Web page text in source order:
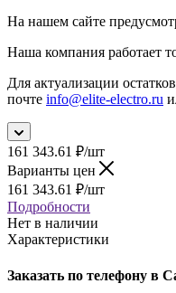
На нашем сайте
Наша компания работает
Для актуализации
почте info@elite-electro.ru
161 343.61 ₽/шт
Варианты цен
161 343.61 ₽/шт
Подробности
Нет в наличии
Характеристики
Заказать по телефону в